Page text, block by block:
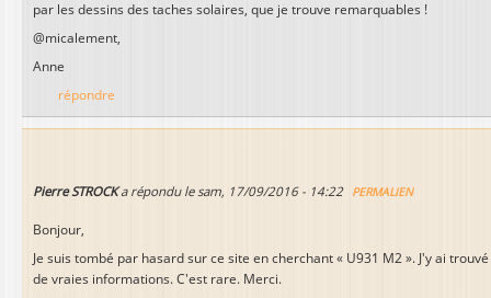
par les dessins des taches solaires, que je trouve remarquables !
@micalement,
Anne
répondre
Pierre STROCKa répondu lesam, 17/09/2016 - 14:22 PERMALIEN
Bonjour,
Je suis tombé par hasard sur ce site en cherchant « U931 M2 ». J'y ai trouvé
de vraies informations. C'est rare. Merci.